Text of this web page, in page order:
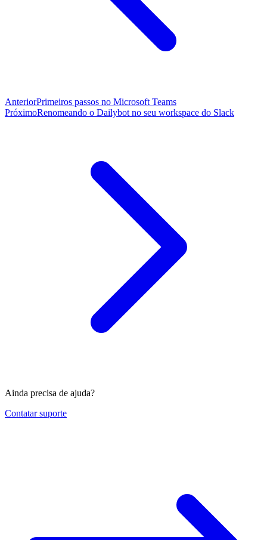
AnteriorPrimeiros passos no Microsoft Teams
PróximoRenomeando o Dailybot no seu workspace do Slack
Ainda precisa de ajuda?
Contatar suporte